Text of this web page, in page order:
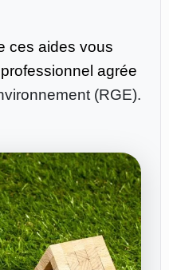
ces aides vous
agrée
(RGE).